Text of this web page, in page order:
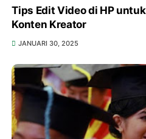
Tips Edit Video di HP
Konten Kreator
JANUARI 30, 2025